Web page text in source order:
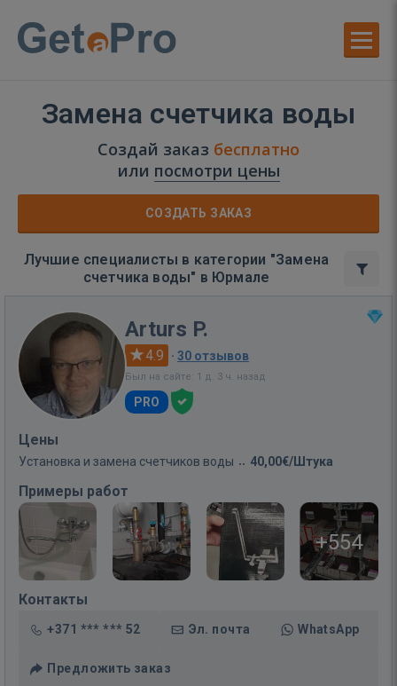
Замена счетчика воды
Создай заказ бесплатно
или посмотри цены
СОЗДАТЬ ЗАКАЗ
Лучшие специалисты в категории "Замена
счетчика воды" в Юрмале
Arturs P.
4.9 · 30 отзывов
Был на сайте: 1 д. 3 ч. назад
PRO
Цены
Установка и замена счетчиков воды 40,00€/Штука
Примеры работ
+554
Контакты
+371 *** *** 52 Эл. почта WhatsApp
Предложить заказ